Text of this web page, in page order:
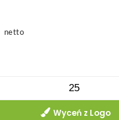
netto
Wyceń z Logo